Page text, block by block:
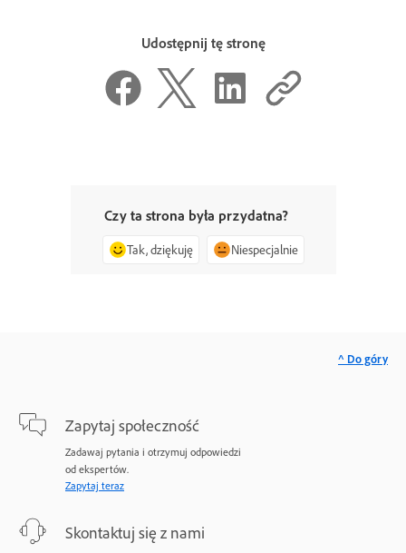
Udostępnij tę stronę
Czy ta strona była przydatna?
Tak, dziękuję Niespecjalnie
Zapytaj społeczność
Zadawaj pytania i otrzymuj odpowiedzi
od ekspertów.
Zapytaj teraz
Skontaktuj się z nami
^ Do góry